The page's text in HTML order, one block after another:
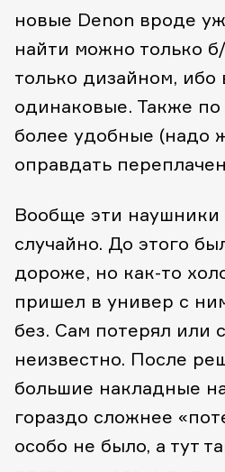
новые Denon вроде
найти можно только
только дизайном, ибо
одинаковые. Также
более удобные (надо
оправдать
Вообще эти наушники
случайно. До этого
дороже, но как-то
пришел в универ с
без. Сам потерял или
неизвестно. После
большие накладные
гораздо сложнее
особо не было, а тут